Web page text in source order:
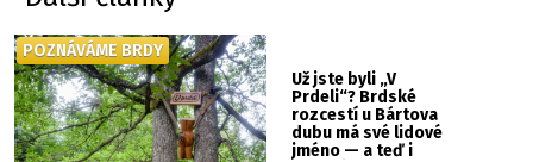
Už jste byli „V
Prdeli“? Brdské
rozcestí u Bártova
dubu má své lidové
jméno — a teď i
POZNÁVÁME BRDY